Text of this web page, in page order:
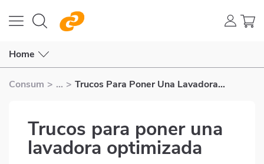
Home
Consum > ... > Trucos Para Poner Una Lavadora
Trucos para poner una
lavadora optimizada